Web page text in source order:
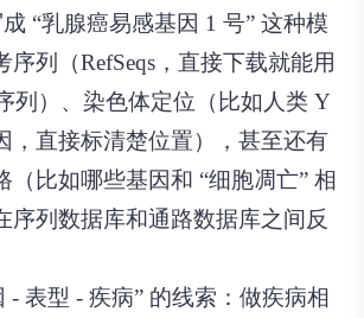
“乳腺癌易感基因 1 号” 这种模
序列（RefSeqs，直接下载就能用
列）、染色体定位（比如人类 Y
，直接标清楚位置），甚至还有
（比如哪些基因和 “细胞凋亡” 相
序列数据库和通路数据库之间反
- 表型 - 疾病” 的线索：做疾病相